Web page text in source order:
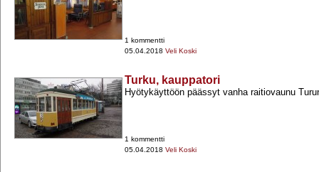
1 kommentti
05.04.2018 Veli Koski
Turku, kauppatori
Hyötykäyttöön päässyt vanha raitiovaunu
1 kommentti
05.04.2018 Veli Koski